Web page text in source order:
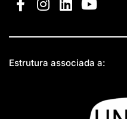
Estrutura associada a: